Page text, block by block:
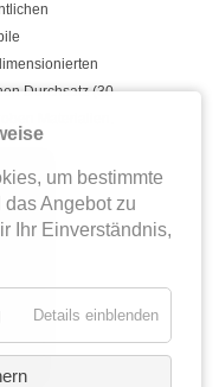
Durchsatz (30-
um bestimmte
Angebot zu
Ihr Einverständnis,
Details einblenden